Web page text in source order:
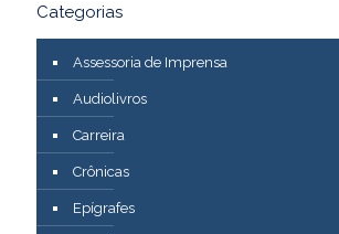
Categorias
Assessoria de Imprensa
Audiolivros
Carreira
Crônicas
Epígrafes